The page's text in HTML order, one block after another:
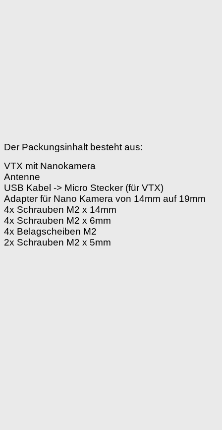
Der Packungsinhalt besteht aus:
VTX mit Nanokamera
Antenne
USB Kabel -> Micro Stecker (für VTX)
Adapter für Nano Kamera von 14mm auf 19mm
4x Schrauben M2 x 14mm
4x Schrauben M2 x 6mm
4x Belagscheiben M2
2x Schrauben M2 x 5mm